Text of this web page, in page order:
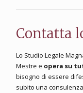
Contatta
Lo Studio Legale
Mestre e opera su
bisogno di essere
subito una